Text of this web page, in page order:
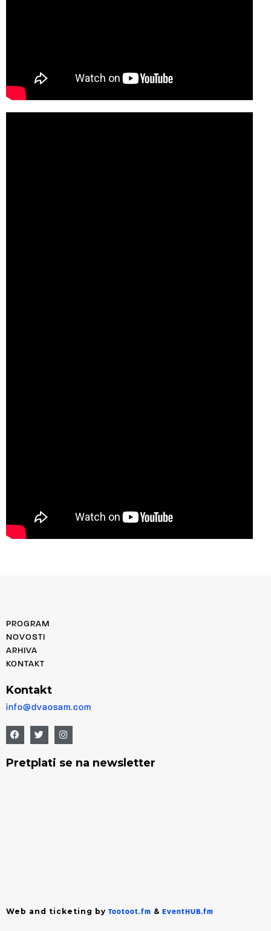
PROGRAM
NOVOSTI
ARHIVA
KONTAKT
Kontakt
info@dvaosam.com
Pretplati se na newsletter
Web and ticketing by Tootoot.fm & EventHUB.fm